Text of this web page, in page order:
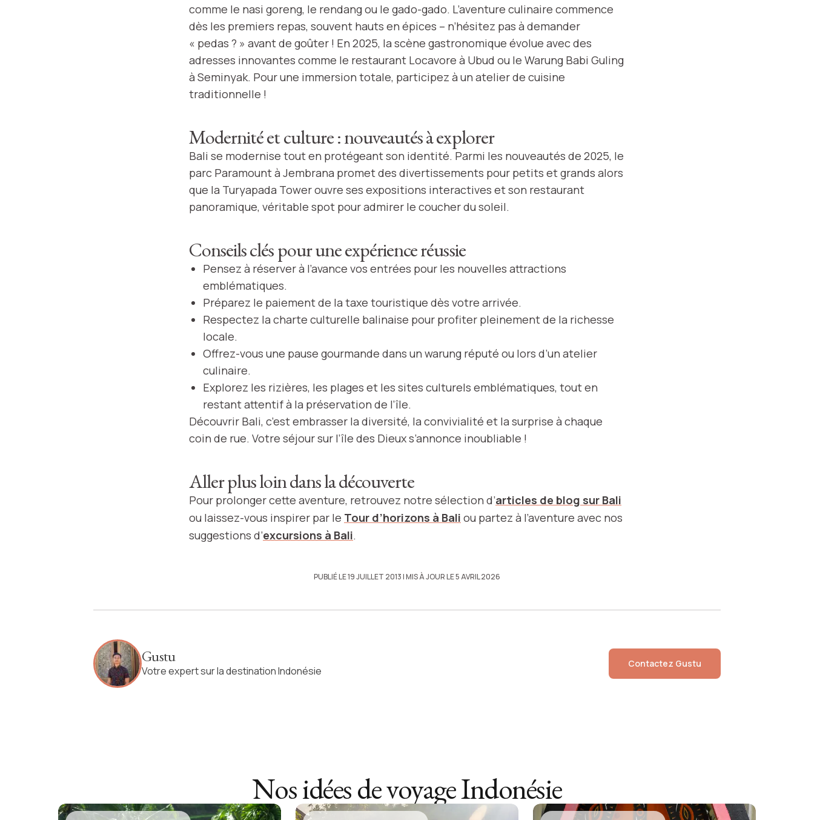
comme le nasi goreng, le rendang ou le gado-gado. L’aventure culinaire commence
dès les premiers repas, souvent hauts en épices – n’hésitez pas à demander
« pedas ? » avant de goûter ! En 2025, la scène gastronomique évolue avec des
adresses innovantes comme le restaurant Locavore à Ubud ou le Warung Babi Guling
à Seminyak. Pour une immersion totale, participez à un atelier de cuisine
traditionnelle !
Modernité et culture : nouveautés à explorer
Bali se modernise tout en protégeant son identité. Parmi les nouveautés de 2025, le
parc Paramount à Jembrana promet des divertissements pour petits et grands alors
que la Turyapada Tower ouvre ses expositions interactives et son restaurant
panoramique, véritable spot pour admirer le coucher du soleil.
Conseils clés pour une expérience réussie
Pensez à réserver à l’avance vos entrées pour les nouvelles attractions
emblématiques.
Préparez le paiement de la taxe touristique dès votre arrivée.
Respectez la charte culturelle balinaise pour profiter pleinement de la richesse
locale.
Offrez-vous une pause gourmande dans un warung réputé ou lors d’un atelier
culinaire.
Explorez les rizières, les plages et les sites culturels emblématiques, tout en
restant attentif à la préservation de l’île.
Découvrir Bali, c’est embrasser la diversité, la convivialité et la surprise à chaque
coin de rue. Votre séjour sur l’île des Dieux s’annonce inoubliable !
Aller plus loin dans la découverte
Pour prolonger cette aventure, retrouvez notre sélection d’articles de blog sur Bali
ou laissez-vous inspirer par le Tour d’horizons à Bali ou partez à l’aventure avec nos
suggestions d’excursions à Bali.
PUBLIÉ LE 19 JUILLET 2013| MIS À JOUR LE 5 AVRIL 2026
Gustu
Votre expert sur la destination Indonésie
Contactez Gustu
Nos idées de voyageIndonésie